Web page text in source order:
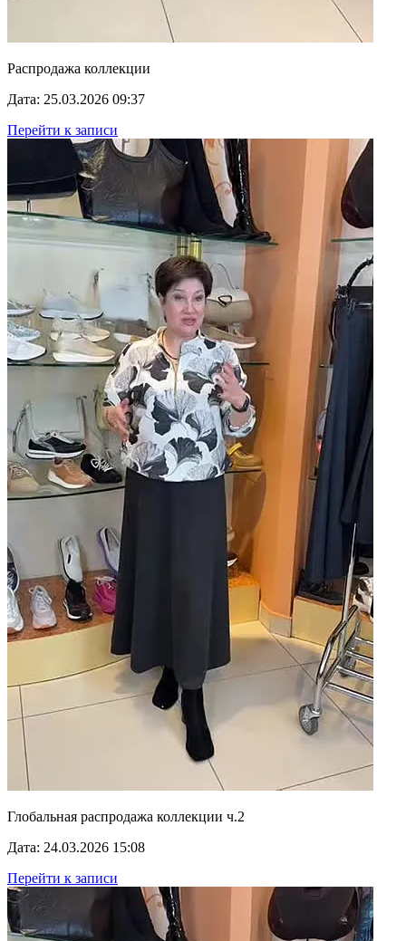
Распродажа коллекции
Дата: 25.03.2026 09:37
Перейти к записи
Глобальная распродажа коллекции ч.2
Дата: 24.03.2026 15:08
Перейти к записи